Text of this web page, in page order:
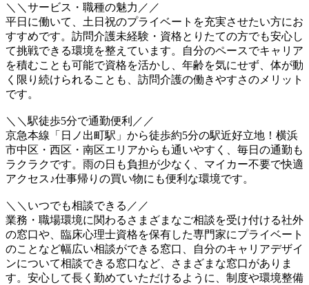
＼＼サービス・職種の魅力／／
平日に働いて、土日祝のプライベートを充実させたい方にお
すすめです。訪問介護未経験・資格とりたての方でも安心し
て挑戦できる環境を整えています。自分のペースでキャリア
を積むことも可能で資格を活かし、年齢を気にせず、体が動
く限り続けられることも、訪問介護の働きやすさのメリット
です。
＼＼駅徒歩5分で通勤便利／／
京急本線「日ノ出町駅」から徒歩約5分の駅近好立地！横浜
市中区・西区・南区エリアからも通いやすく、毎日の通勤も
ラクラクです。雨の日も負担が少なく、マイカー不要で快適
アクセス♪仕事帰りの買い物にも便利な環境です。
＼＼いつでも相談できる／／
業務・職場環境に関わるさまざまなご相談を受け付ける社外
の窓口や、臨床心理士資格を保有した専門家にプライベート
のことなど幅広い相談ができる窓口、自分のキャリアデザイ
ンについて相談できる窓口など、さまざまな窓口がありま
す。安心して長く勤めていただけるように、制度や環境整備